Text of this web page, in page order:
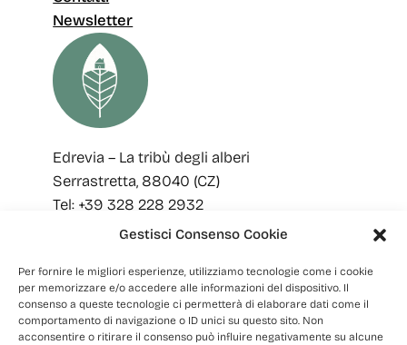
Gestisci Consenso Cookie
Per fornire le migliori esperienze, utilizziamo tecnologie come i cookie
per memorizzare e/o accedere alle informazioni del dispositivo. Il
consenso a queste tecnologie ci permetterà di elaborare dati come il
comportamento di navigazione o ID unici su questo sito. Non
acconsentire o ritirare il consenso può influire negativamente su alcune
Newsletter
Edrevia – La tribù degli alberi
Serrastretta, 88040 (CZ)
Tel: +39 328 228 2932
Email: edreviaoutdoor@gmail.com
Facebook Instagram